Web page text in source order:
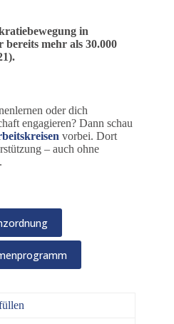
in
mehr als 30.000
oder dich
engagieren? Dann schau
vorbei. Dort
– auch ohne